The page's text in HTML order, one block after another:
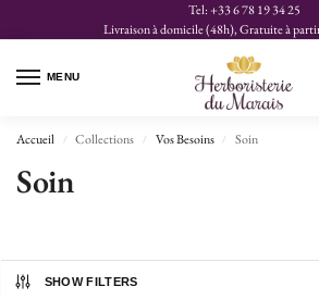
Tel: +33 6 78 19 34 25
Livraison à domicile (48h), Gratuite à
MENU
Accueil / Collections / Vos Besoins / Soin
Soin
SHOW FILTERS